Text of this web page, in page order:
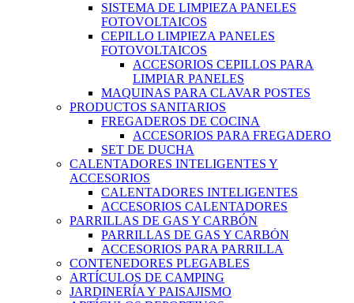
SISTEMA DE LIMPIEZA PANELES
FOTOVOLTAICOS
CEPILLO LIMPIEZA PANELES
FOTOVOLTAICOS
ACCESORIOS CEPILLOS PARA
LIMPIAR PANELES
MAQUINAS PARA CLAVAR POSTES
PRODUCTOS SANITARIOS
FREGADEROS DE COCINA
ACCESORIOS PARA FREGADERO
SET DE DUCHA
CALENTADORES INTELIGENTES Y
ACCESORIOS
CALENTADORES INTELIGENTES
ACCESORIOS CALENTADORES
PARRILLAS DE GAS Y CARBÓN
PARRILLAS DE GAS Y CARBÓN
ACCESORIOS PARA PARRILLA
CONTENEDORES PLEGABLES
ARTÍCULOS DE CAMPING
JARDINERÍA Y PAISAJISMO